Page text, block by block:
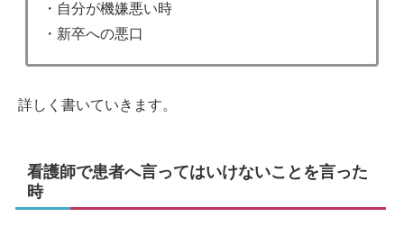
・自分が機嫌悪い時
・新卒への悪口
詳しく書いていきます。
看護師で患者へ言ってはいけないことを言った
時